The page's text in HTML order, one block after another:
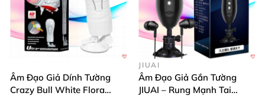
Âm Đạo Giả Dính Tường
Crazy Bull White Flora
JIUAI
Âm Đạo Giả Gắn Tường
JIUAI – Rung Mạnh Tai